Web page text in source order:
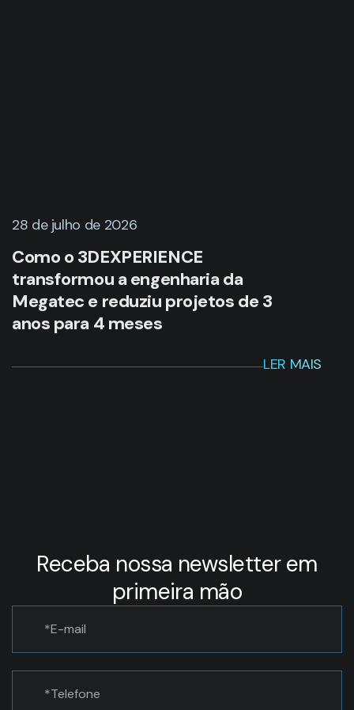
28 de julho de 2026
Como o 3DEXPERIENCE
transformou a engenharia da
Megatec e reduziu projetos de 3
anos para 4 meses
LER MAIS
Receba nossa newsletter em
primeira mão